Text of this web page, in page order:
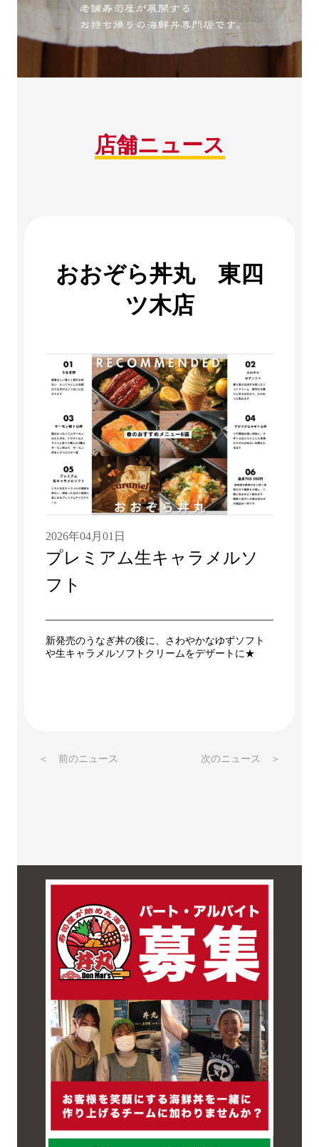
店舗ニュース
おおぞら丼丸 東四
ツ木店
2026年04月01日
プレミアム生キャラメルソ
フト
新発売のうなぎ丼の後に、さわやかなゆずソフト
や生キャラメルソフトクリームをデザートに★
＜ 前のニュース 次のニュース ＞